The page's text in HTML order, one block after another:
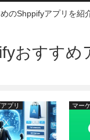
のShppifyアプリを紹
おすすめ
プリ マー